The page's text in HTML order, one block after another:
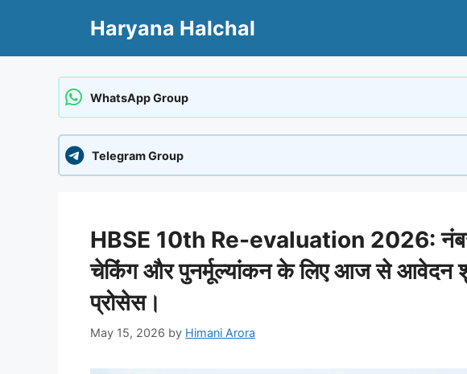
Haryana Halchal
WhatsApp Group
Telegram Group
HBSE 10th Re-evaluation 2026:
चेकिंग और पुनर्मूल्यांकन के लिए आज से आवेदन
प्रोसेस।
May 15, 2026 by Himani Arora